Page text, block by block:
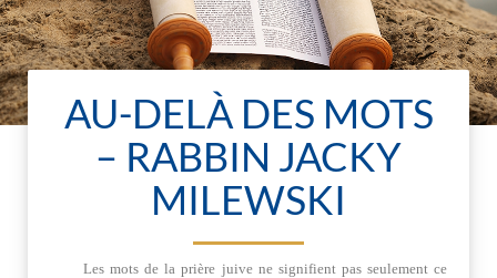
AU-DELÀ DES MOTS
– RABBIN JACKY
MILEWSKI
Les mots de la prière juive ne signifient pas seulement ce